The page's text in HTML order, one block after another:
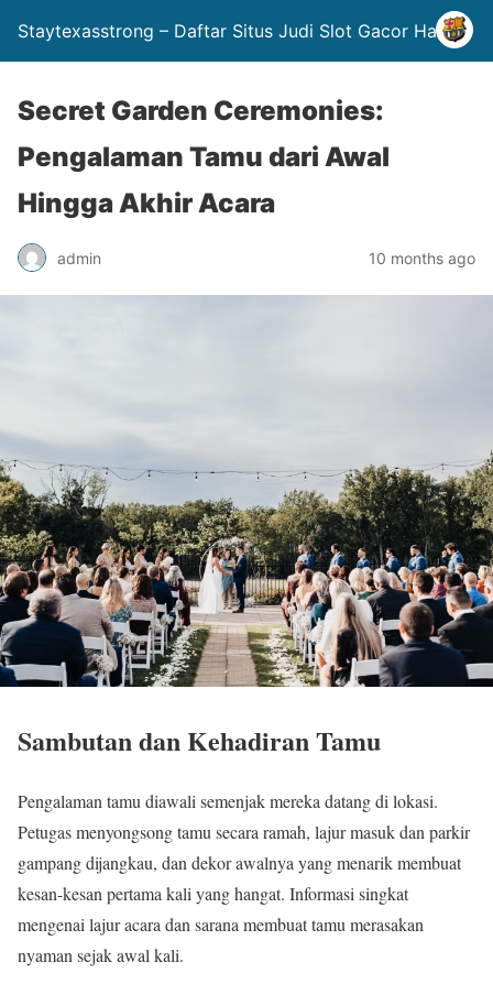
Staytexasstrong – Daftar Situs Judi Slot Gacor Hari Ini
Secret Garden Ceremonies:
Pengalaman Tamu dari Awal
Hingga Akhir Acara
admin 10 months ago
Sambutan dan Kehadiran Tamu
Pengalaman tamu diawali semenjak mereka datang di lokasi.
Petugas menyongsong tamu secara ramah, lajur masuk dan parkir
gampang dijangkau, dan dekor awalnya yang menarik membuat
kesan-kesan pertama kali yang hangat. Informasi singkat
mengenai lajur acara dan sarana membuat tamu merasakan
nyaman sejak awal kali.